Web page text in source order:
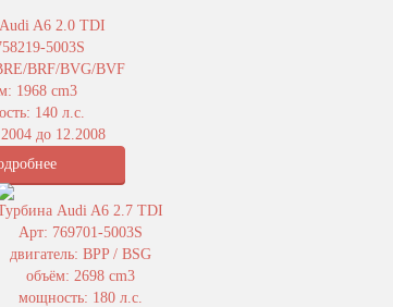
A6 2.0 TDI
5003S
BRF/BVG/BVF
1968 cm3
140 л.с.
до 12.2008
Audi A6 2.7 TDI
Арт: 769701-5003S
двигатель: BPP / BSG
объём: 2698 cm3
мощность: 180 л.с.